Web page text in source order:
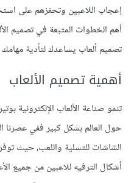
إعجاب اللاعبين وتحفزهم على
أهم الخطوات المتبعة في تصميم
تصميم ألعاب يساعدك لتأدية
أهمية تصميم الألعاب
تنمو صناعة الألعاب الإلكترونية
حول العالم بشكل كبير ففي عصرنا
الشاشات للتسلية واللعب، حيث
أشكال الترفيه للاعبين من جميع